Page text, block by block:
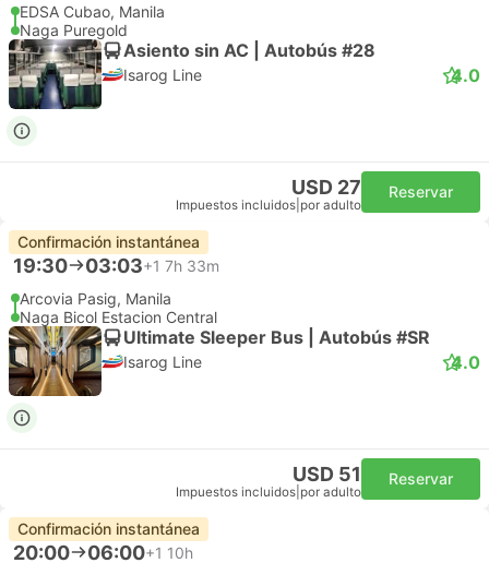
EDSA Cubao, Manila
Naga Puregold
Asiento sin AC | Autobús #28
Isarog Line 4.0
USD 27
Impuestos incluidos por adulto
Reservar
Confirmación instantánea
19:30 03:03+1 7h 33m
Arcovia Pasig, Manila
Naga Bicol Estacion Central
Ultimate Sleeper Bus | Autobús #SR
Isarog Line 4.0
USD 51
Impuestos incluidos por adulto
Reservar
Confirmación instantánea
20:00 06:00+1 10h